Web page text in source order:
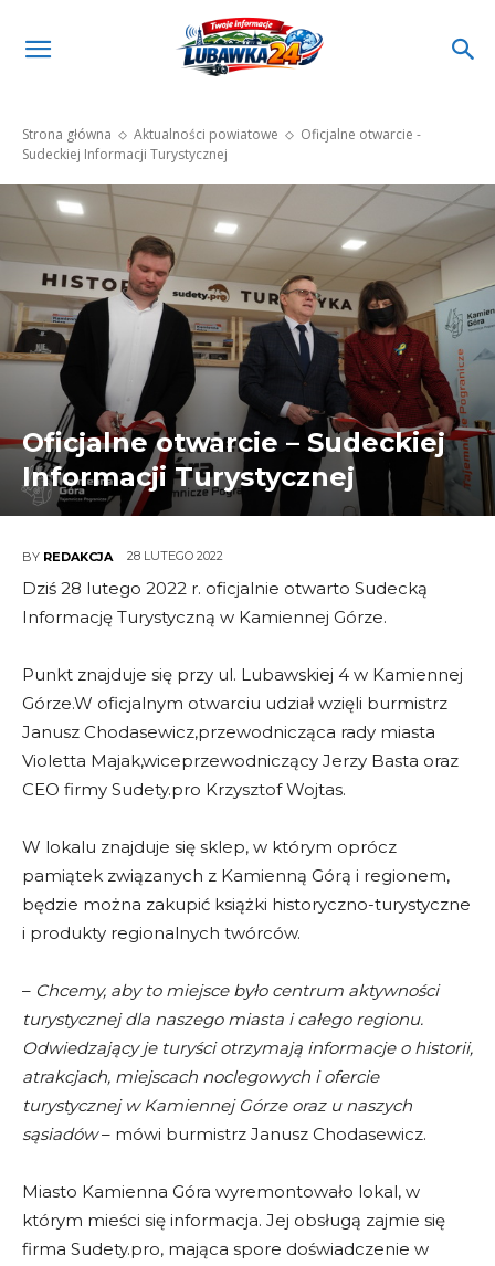
Strona główna Aktualności powiatowe
Oficjalne otwarcie -
Sudeckiej Informacji Turystycznej
Oficjalne otwarcie – Sudeckiej
Informacji Turystycznej
BY REDAKCJA 28 LUTEGO 2022
Dziś 28 lutego 2022 r. oficjalnie otwarto Sudecką
Informację Turystyczną w Kamiennej Górze.
Punkt znajduje się przy ul. Lubawskiej 4 w Kamiennej
Górze.W oficjalnym otwarciu udział wzięli burmistrz
Janusz Chodasewicz,przewodnicząca rady miasta
Violetta Majak,wiceprzewodniczący Jerzy Basta oraz
CEO firmy Sudety.pro Krzysztof Wojtas.
W lokalu znajduje się sklep, w którym oprócz
pamiątek związanych z Kamienną Górą i regionem,
będzie można zakupić książki historyczno-turystyczne
i produkty regionalnych twórców.
– Chcemy, aby to miejsce było centrum aktywności
turystycznej dla naszego miasta i całego regionu.
Odwiedzający je turyści otrzymają informacje o historii,
atrakcjach, miejscach noclegowych i ofercie
turystycznej w Kamiennej Górze oraz u naszych
sąsiadów– mówi burmistrz Janusz Chodasewicz.
Miasto Kamienna Góra wyremontowało lokal, w
którym mieści się informacja. Jej obsługą zajmie się
firma Sudety.pro, mająca spore doświadczenie w